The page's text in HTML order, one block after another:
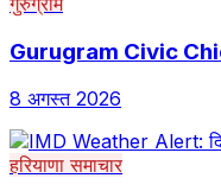
Gurugram Civic
8 अगस्त 2026
हरियाणा समाचार